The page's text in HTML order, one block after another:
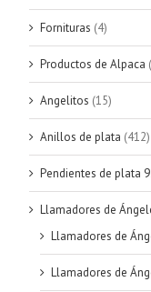
Fornituras (4)
Productos de Alpaca
Angelitos (15)
Anillos de plata (412)
Pendientes de plata
Llamadores de
Llamadores de
Llamadores de